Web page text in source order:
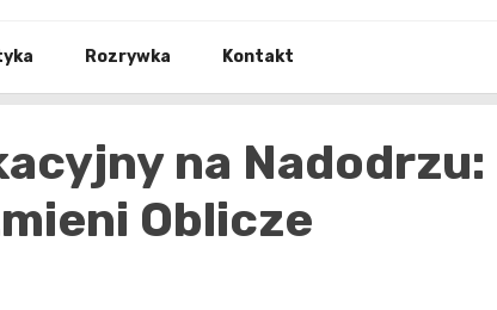
Rozrywka Kontakt
na Nadodrzu:
Oblicze